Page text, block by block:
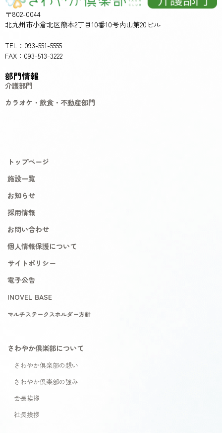
〒802-0044
北九州市小倉北区熊本2丁目10番10号内山第20ビル
TEL：093-551-5555
FAX：093-513-3222
部門情報
介護部門
カラオケ・飲食・不動産部門
トップページ
施設一覧
お知らせ
採用情報
お問い合わせ
個人情報保護について
サイトポリシー
電子公告
INOVEL BASE
マルチステークスホルダー方針
さわやか倶楽部について
さわやか倶楽部の想い
さわやか倶楽部の強み
会長挨拶
社長挨拶